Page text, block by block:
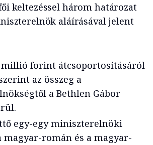
keltezéssel három határozat
aláírásával jelent
millió forint átcsoportosításáról
az összeg a
a Bethlen Gábor
egy-egy miniszterelnöki
magyar-román és a magyar-